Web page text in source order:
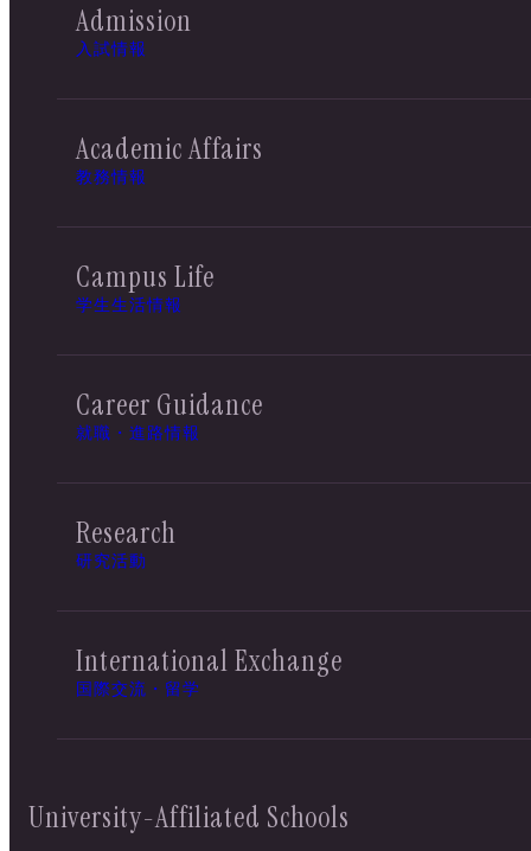
Admission
入試情報
Academic Affairs
教務情報
Campus Life
学生生活情報
Career Guidance
就職・進路情報
Research
研究活動
International Exchange
国際交流・留学
University-Affiliated Schools